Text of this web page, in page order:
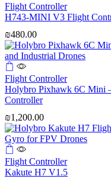
Flight Controller
H743-MINI V3 Flight
₪480.00
Flight Controller
Holybro Pixhawk 6C Mini
Controller
₪1,200.00
Flight Controller
Kakute H7 V1.5